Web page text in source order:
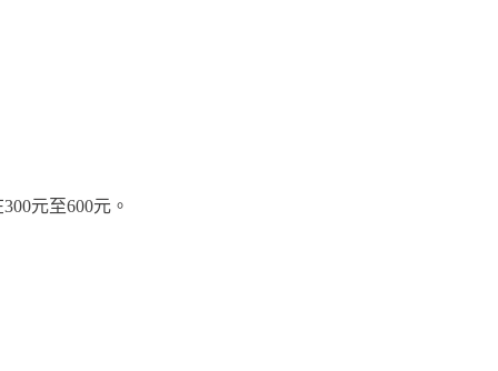
元至600元。